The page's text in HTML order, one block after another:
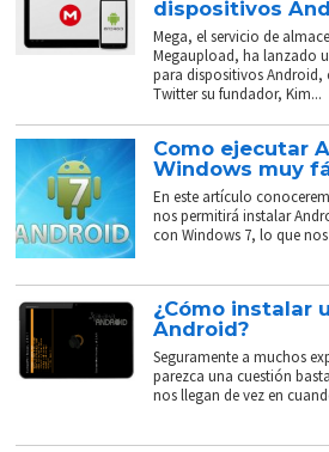
dispositivos
Mega, el servicio de
Megaupload, ha lanzado
para dispositivos
Twitter su fundador, Kim...
Como ejecutar
Windows muy
En este artículo
nos permitirá instalar
con Windows 7, lo que
¿Cómo instalar
Android?
Seguramente a muchos
parezca una cuestión
nos llegan de vez en